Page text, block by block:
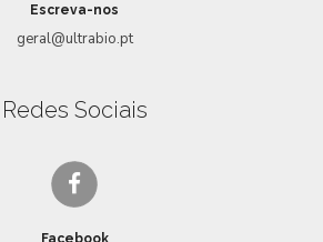
Escreva-nos
geral@ultrabio.pt
Redes Sociais
Facebook